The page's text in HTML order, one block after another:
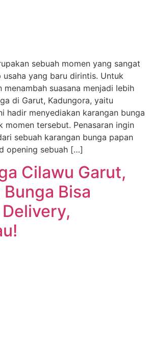
sebuah momen yang sangat
yang baru dirintis. Untuk
menambah suasana menjadi lebih
di Garut, Kadungora, yaitu
hadir menyediakan karangan bunga
momen tersebut. Penasaran ingin
sebuah karangan bunga papan
opening sebuah […]
Cilawu Garut,
Bisa